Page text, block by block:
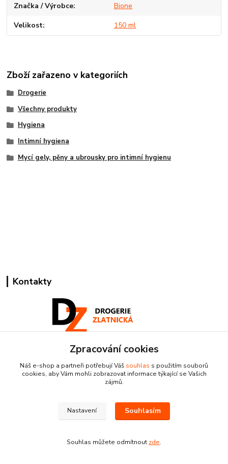
Značka / Výrobce Bione
Velikost 150 ml
Zboží zařazeno v kategoriích
Drogerie
Všechny produkty
Hygiena
Intimní hygiena
Mycí gely, pěny a ubrousky pro intimní hygienu
Kontakty
Pracovní doba:
+420 224 818 812
Po-Pá: 8:00-18:00 hod.
Zpracování cookies
Náš e-shop a partneři potřebují Váš souhlas s použitím souborů
cookies, aby Vám mohli zobrazovat informace týkající se Vašich
zájmů.
Nastavení Souhlasím
Souhlas můžete odmítnout zde.